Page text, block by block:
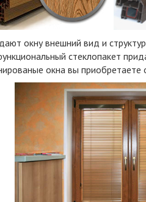
окну внешний вид и
стеклопакет
окна вы приобретаете